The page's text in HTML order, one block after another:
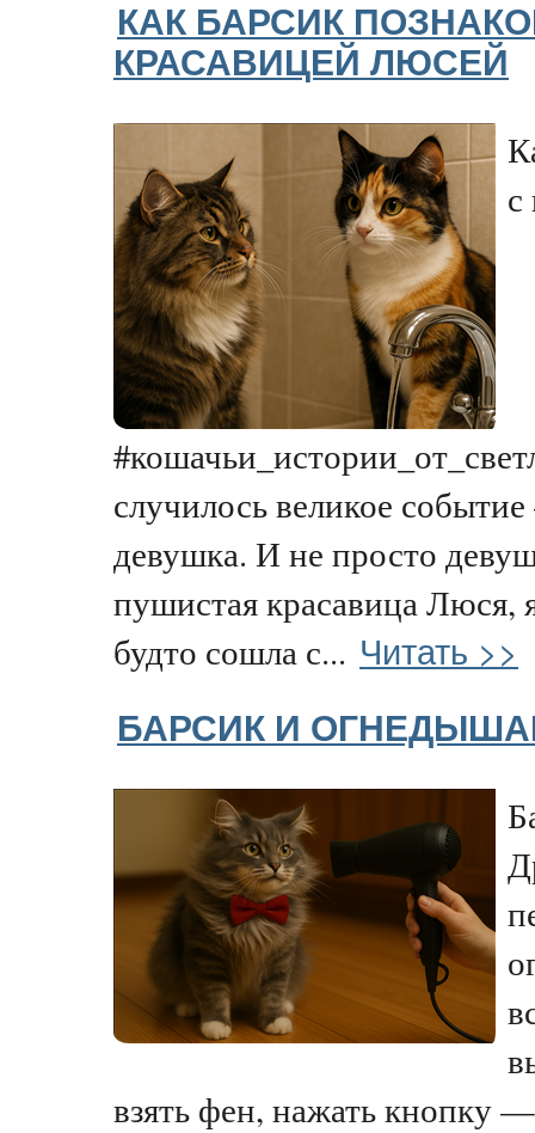
КАК БАРСИК
КРАСАВИЦЕЙ ЛЮСЕЙ
с
случилось великое
девушка. И не просто
пушистая красавица Люся,
будто сошла с... Читать >>
БАРСИК И
взять фен, нажать кнопку